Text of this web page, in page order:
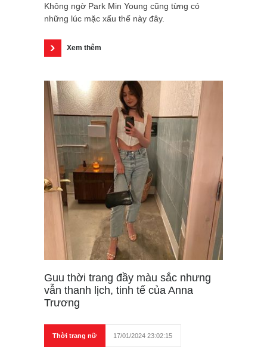
Không ngờ Park Min Young cũng từng có
những lúc mặc xấu thế này đây.
Xem thêm
Guu thời trang đầy màu sắc nhưng
vẫn thanh lịch, tinh tế của Anna
Trương
Thời trang nữ 17/01/2024 23:02:15